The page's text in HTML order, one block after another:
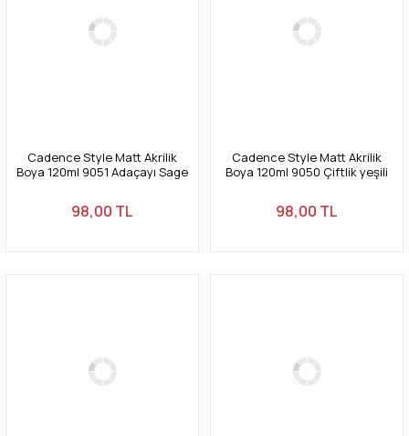
Cadence Style Matt Akrilik
Boya 120ml 9051 Adaçayı Sage
98,00 TL
Cadence Style Matt Akrilik
Boya 120ml 9050 Çiftlik yeşili
98,00 TL